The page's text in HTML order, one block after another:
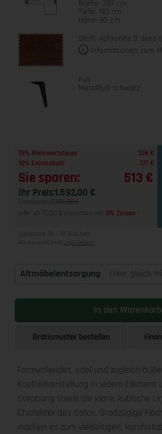
Breite: 297 cm
Tiefe: 193 cm
Höhe: 95 cm
Stoff: Aphrodite 9 deep
Informationen zum
Fuß
Metallfuß schwarz
19% Mehrwertsteuer
336 €
10% Extrarabatt
177 €
Sie sparen: 513 €
Ihr Preis:1.592,00 €
Listenpreis: 2.105,00 €
oder ab 70,50 € monatlich mit 0% Zinsen
Lieferzeit 10 - 14 Wochen
Alle Preise inkl. MwSt zzgl. Versand
Altmöbelentsorgung (Hier gleich
In den Warenkorb
Gratismuster bestellen
Formvollendet, edel und zugleich
Kopfteilverstellung in jedem
Steppung sowie die klare, kubische
Charakter des Sofas. Großzügige
machen es zum vielseitigen,